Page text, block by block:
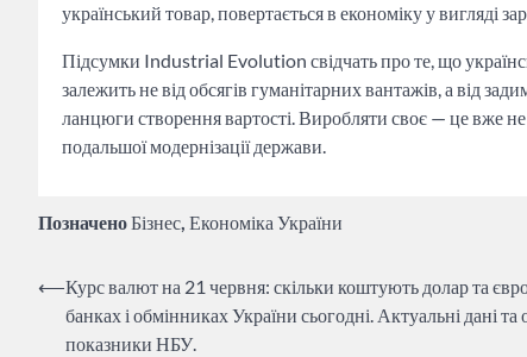
український товар, повертається в економіку у вигляді
Підсумки Industrial Evolution свідчать про те, що
залежить не від обсягів гуманітарних вантажів, а від
ланцюги створення вартості. Виробляти своє — це вже
подальшої модернізації держави.
ПозначеноБізнес, Економіка України
Навігація
записів
⟵Курс валют на 21 червня: скільки коштують долар та
банках і обмінниках України сьогодні. Актуальні дані та
показники НБУ.